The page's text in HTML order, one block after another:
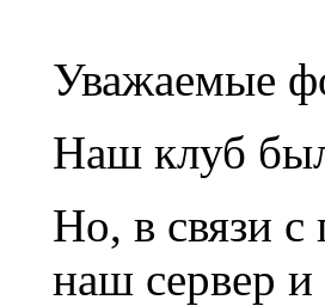
Уважаемые
Наш клуб
Но, в связи
наш сервер